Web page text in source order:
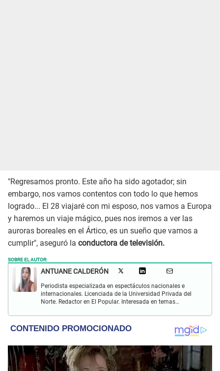
"Regresamos pronto. Este año ha sido agotador; sin
embargo, nos vamos contentos con todo lo que hemos
logrado... El 28 viajaré con mi esposo, nos vamos a Europa
y haremos un viaje mágico, pues nos iremos a ver las
auroras boreales en el Ártico, es un sueño que vamos a
cumplir", aseguró la conductora de televisión.
SOBRE EL AUTOR:
ANTUANE CALDERÓN
Periodista especializada en espectáculos nacionales e
internacionales. Licenciada de la Universidad Privada del
Norte. Redactor en El Popular. Interesada en temas
y televisión.